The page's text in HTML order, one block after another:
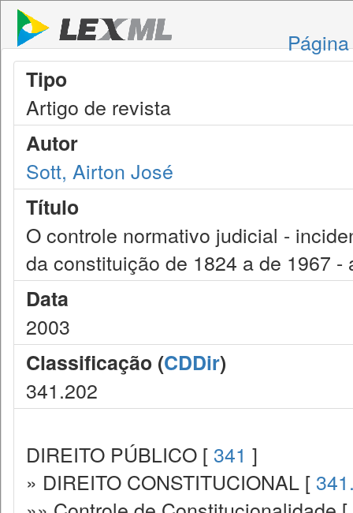
Tipo
Artigo de revista
Autor
Sott, Airton José
Título
O controle normativo judicial -
da constituição de 1824 a de 1967
Data
2003
Classificação (CDDir)
341.202
DIREITO PÚBLICO [ 341 ]
» DIREITO CONSTITUCIONAL [